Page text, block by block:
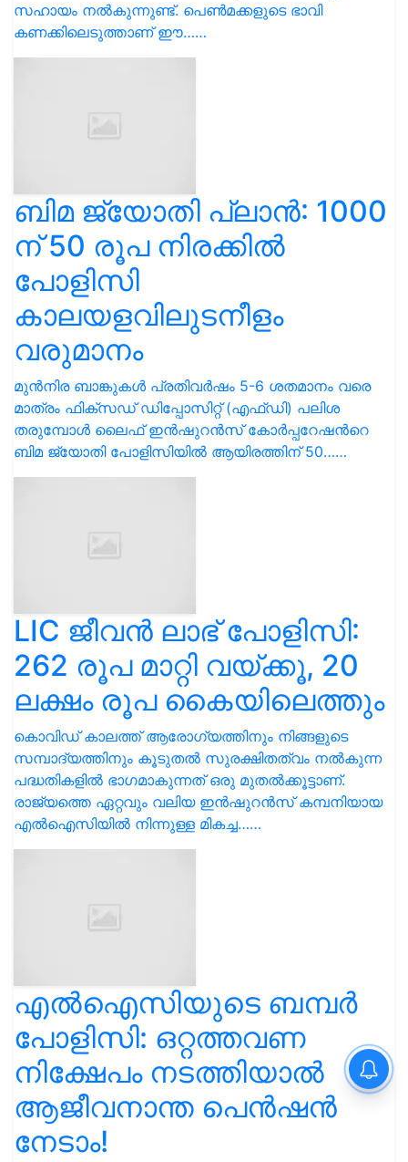
സഹായം നൽകുന്നുണ്ട്. പെൺമക്കളുടെ ഭാവി
കണക്കിലെടുത്താണ് ഈ……
ബിമ ജ്യോതി പ്ലാൻ: 1000
ന് 50 രൂപ നിരക്കിൽ
പോളിസി
കാലയളവിലുടനീളം
വരുമാനം
മുൻ‌നിര ബാങ്കുകൾ പ്രതിവർഷം 5-6 ശതമാനം വരെ
മാത്രം ഫിക്സഡ് ഡിപ്പോസിറ്റ് (എഫ്ഡി) പലിശ
തരുമ്പോൾ ലൈഫ് ഇൻഷുറൻസ് കോർപ്പറേഷൻറെ
ബിമ ജ്യോതി പോളിസിയിൽ ആയിരത്തിന് 50……
LIC ജീവന്‍ ലാഭ് പോളിസി:
262 രൂപ മാറ്റി വയ്ക്കൂ, 20
ലക്ഷം രൂപ കൈയിലെത്തും
കൊവിഡ് കാലത്ത് ആരോഗ്യത്തിനും നിങ്ങളുടെ
സമ്പാദ്യത്തിനും കൂടുതൽ സുരക്ഷിതത്വം നൽകുന്ന
പദ്ധതികളിൽ ഭാഗമാകുന്നത് ഒരു മുതൽക്കൂട്ടാണ്.
രാജ്യത്തെ ഏറ്റവും വലിയ ഇൻഷുറൻസ് കമ്പനിയായ
എൽഐസിയിൽ നിന്നുള്ള മികച്ച……
എല്‍ഐസിയുടെ ബമ്പര്‍
പോളിസി: ഒറ്റത്തവണ
നിക്ഷേപം നടത്തിയാല്‍
ആജീവനാന്ത പെന്‍ഷന്‍
നേടാം!